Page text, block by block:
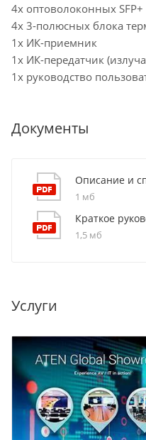
4x оптоволоконных
4x 3-полюсных блока
1x ИК-приемник
1x ИК-передатчик
1x руководство
Документы
Описание и
1 мб
Краткое
1,5 мб
Услуги